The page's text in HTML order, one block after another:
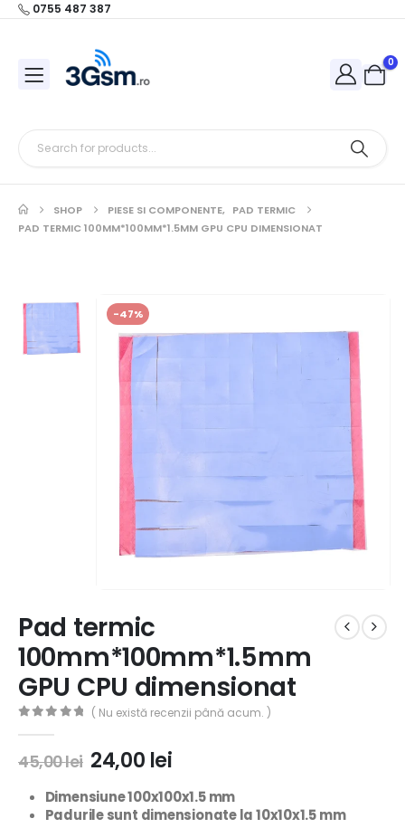
0755 487 387
0
SHOP PIESE SI COMPONENTE, PAD TERMIC
PAD TERMIC 100MM*100MM*1.5MM GPU CPU DIMENSIONAT
-47%
Pad termic
100mm*100mm*1.5mm
GPU CPU dimensionat
( Nu există recenzii până acum. )
45,00lei 24,00 lei
Dimensiune 100x100x1.5 mm
Padurile sunt dimensionate la 10x10x1.5 mm